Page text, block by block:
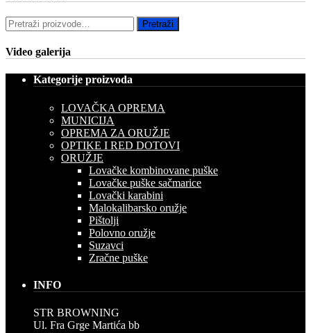
Pretraži: Pretraži
Video galerija
Kategorije proizvoda
LOVAČKA OPREMA
MUNICIJA
OPREMA ZA ORUŽJE
OPTIKE I RED DOTOVI
ORUŽJE
Lovačke kombinovane puške
Lovačke puške sačmarice
Lovački karabini
Malokalibarsko oružje
Pištolji
Polovno oružje
Suzavci
Zračne puške
INFO
STR BROWNING
Ul. Fra Grge Martića bb